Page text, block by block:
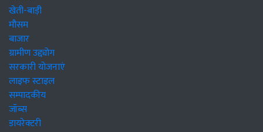
खेती-बाड़ी
मौसम
बाजार
ग्रामीण उद्द्योग
सरकारी योजनाएं
लाइफ स्टाइल
सम्पादकीय
जॉब्स
डायरेक्टरी